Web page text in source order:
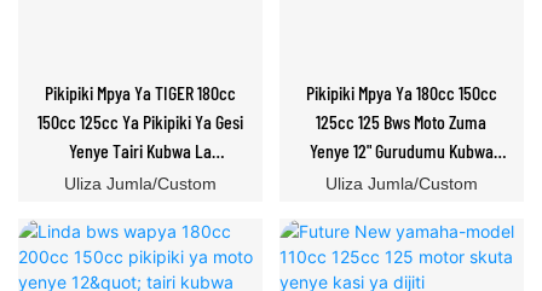
Pikipiki Mpya Ya TIGER 180cc
150cc 125cc Ya Pikipiki Ya Gesi
Yenye Tairi Kubwa La
Gurudumu 12
Uliza Jumla/Custom
Pikipiki Mpya Ya 180cc 150cc
125cc 125 Bws Moto Zuma
Yenye 12" Gurudumu Kubwa
Inauzwa
Uliza Jumla/Custom